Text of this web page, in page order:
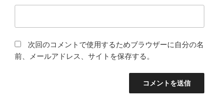
次回のコメントで使用するためブラウザーに自分の名
前、メールアドレス、サイトを保存する。